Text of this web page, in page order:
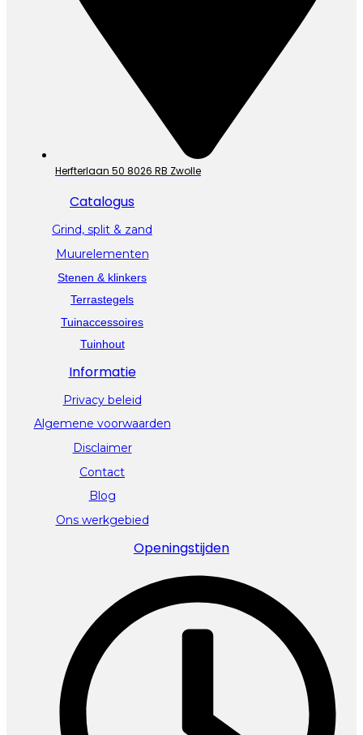
Herfterlaan 50 8026 RB Zwolle
Catalogus
Grind, split & zand
Muurelementen
Stenen & klinkers
Terrastegels
Tuinaccessoires
Tuinhout
Informatie
Privacy beleid
Algemene voorwaarden
Disclaimer
Contact
Blog
Ons werkgebied
Openingstijden